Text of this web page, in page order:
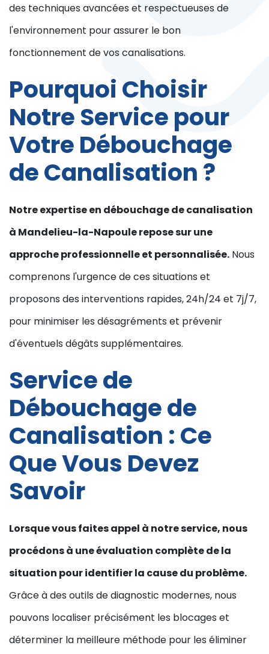
des techniques avancées et respectueuses de
l'environnement pour assurer le bon
fonctionnement de vos canalisations.
Pourquoi Choisir
Notre Service pour
Votre Débouchage
de Canalisation ?
Notre expertise en débouchage de canalisation
à Mandelieu-la-Napoule repose sur une
approche professionnelle et personnalisée. Nous
comprenons l'urgence de ces situations et
proposons des interventions rapides, 24h/24 et 7j/7,
pour minimiser les désagréments et prévenir
d'éventuels dégâts supplémentaires.
Service de
Débouchage de
Canalisation : Ce
Que Vous Devez
Savoir
Lorsque vous faites appel à notre service, nous
procédons à une évaluation complète de la
situation pour identifier la cause du problème.
Grâce à des outils de diagnostic modernes, nous
pouvons localiser précisément les blocages et
déterminer la meilleure méthode pour les éliminer